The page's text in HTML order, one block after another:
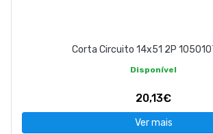
Corta Circuito 14x51 2P
Disponível
20,13€
Ver mais